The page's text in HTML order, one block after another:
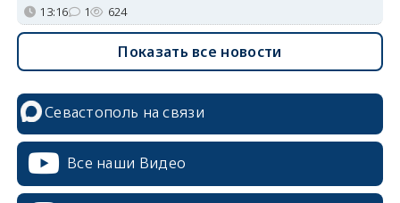
13:16 1 624
Показать все новости
Севастополь на связи
Все наши Видео